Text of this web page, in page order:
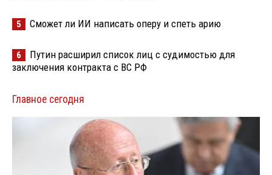
5 Сможет ли ИИ написать оперу и спеть арию
6
Путин расширил список лиц с судимостью для
заключения контракта с ВС РФ
Главное сегодня